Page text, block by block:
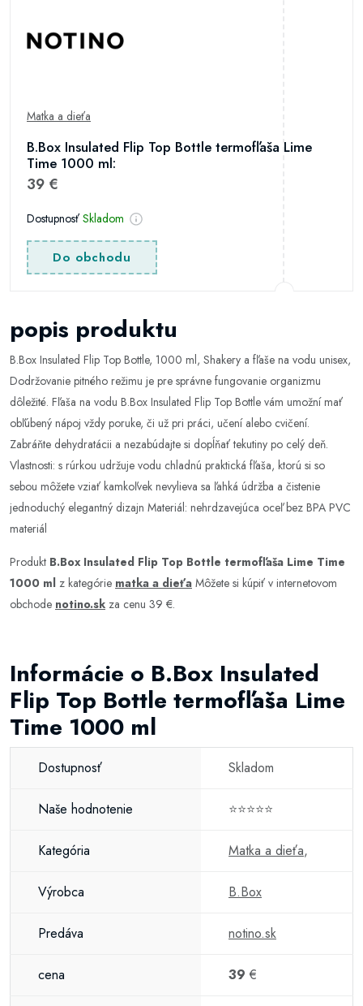
Matka a dieťa
B.Box Insulated Flip Top Bottle termofľaša Lime
Time 1000 ml:
39 €
Dostupnosť Skladom
Do obchodu
popis produktu
B.Box Insulated Flip Top Bottle, 1000 ml, Shakery a fľaše na vodu unisex,
Dodržovanie pitného režimu je pre správne fungovanie organizmu
dôležité. Fľaša na vodu B.Box Insulated Flip Top Bottle vám umožní mať
obľúbený nápoj vždy poruke, či už pri práci, učení alebo cvičení.
Zabráňte dehydratácii a nezabúdajte si dopĺňať tekutiny po celý deň.
Vlastnosti: s rúrkou udržuje vodu chladnú praktická fľaša, ktorú si so
sebou môžete vziať kamkoľvek nevylieva sa ľahká údržba a čistenie
jednoduchý elegantný dizajn Materiál: nehrdzavejúca oceľ bez BPA PVC
materiál
Produkt B.Box Insulated Flip Top Bottle termofľaša Lime Time
1000 ml z kategórie matka a dieťa Môžete si kúpiť v internetovom
obchode notino.sk za cenu 39 €.
Informácie o B.Box Insulated
Flip Top Bottle termofľaša Lime
Time 1000 ml
Dostupnosť Skladom
Naše hodnotenie ⭐⭐⭐⭐⭐
Kategória Matka a dieťa,
Výrobca B.Box
Predáva notino.sk
cena 39 €